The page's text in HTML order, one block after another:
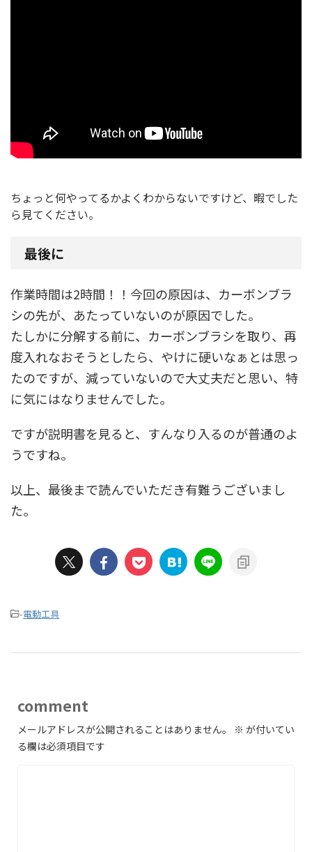
ちょっと何やってるかよくわからないですけど、暇でした
ら見てください。
最後に
作業時間は2時間！！今回の原因は、カーボンブラ
シの先が、あたっていないのが原因でした。
たしかに分解する前に、カーボンブラシを取り、再
度入れなおそうとしたら、やけに硬いなぁとは思っ
たのですが、減っていないので大丈夫だと思い、特
に気にはなりませんでした。
ですが説明書を見ると、すんなり入るのが普通のよ
うですね。
以上、最後まで読んでいただき有難うございまし
た。
-電動工具
comment
メールアドレスが公開されることはありません。 ※ が付いてい
る欄は必須項目です